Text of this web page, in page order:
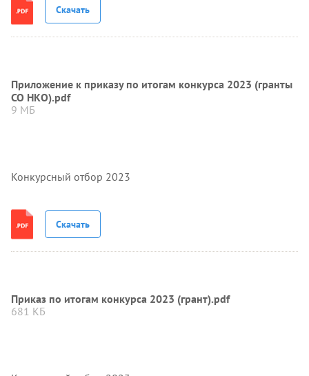
Скачать
Приложение к приказу по итогам конкурса 2023 (гранты
СО НКО).pdf
9 МБ
Конкурсный отбор 2023
Скачать
Приказ по итогам конкурса 2023 (грант).pdf
681 КБ